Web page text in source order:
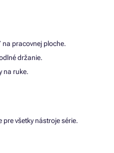
pracovnej ploche.
držanie.
na ruke.
všetky nástroje série.